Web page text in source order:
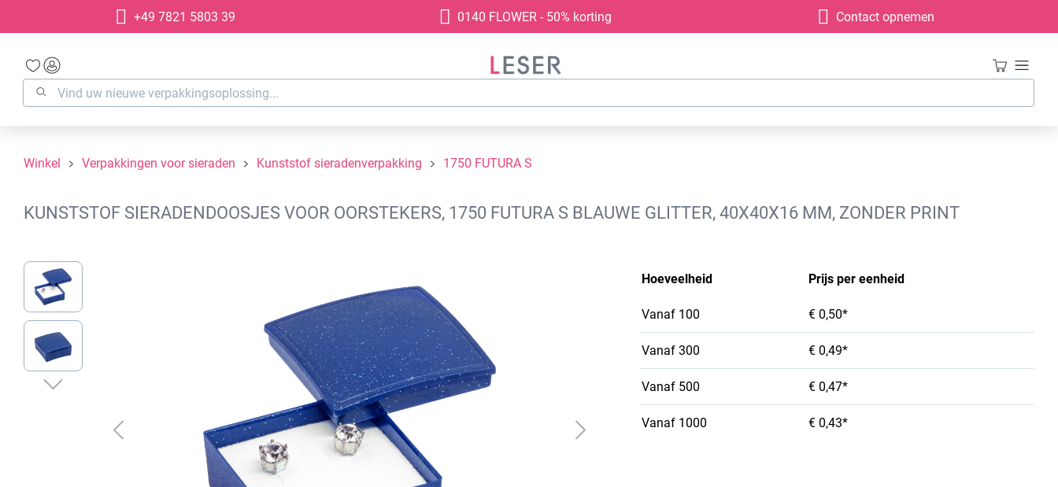
Ga naar de hoofdnavigatie
+49 7821 5803 39 0140 FLOWER - 50% korting Contact opnemen
Winkel Verpakkingen voor sieraden Kunststof sieradenverpakking 1750 FUTURA S
KUNSTSTOF SIERADENDOOSJES VOOR OORSTEKERS, 1750 FUTURA S BLAUWE GLITTER, 40X40X16 MM, ZONDER PRINT
Afbeeldingengalerij overslaan
Hoeveelheid Prijs per eenheid
Vanaf 100 € 0,50*
Vanaf 300 € 0,49*
Vanaf 500 € 0,47*
Vanaf 1000 € 0,43*